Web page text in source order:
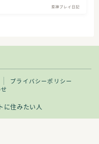
原神プレイ日記
プライバシーポリシー
住みたい人